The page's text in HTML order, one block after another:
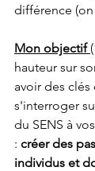
différence
Mon objectif
hauteur sur
avoir des
s'interroger
du SENS à
: créer des
individus et